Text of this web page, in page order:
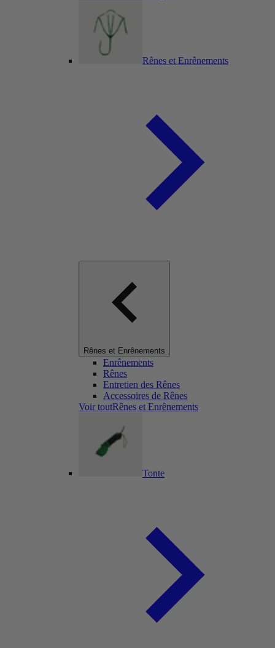
Rênes et Enrênements
Rênes et Enrênements
Enrênements
Rênes
Entretien des Rênes
Accessoires de Rênes
Voir toutRênes et Enrênements
Tonte